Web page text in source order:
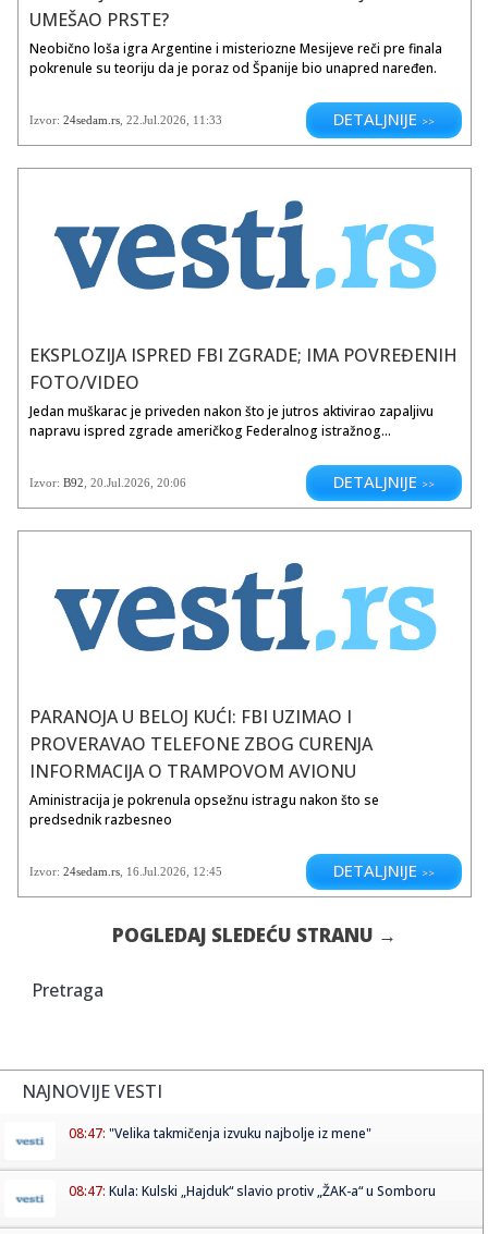
UMEŠAO PRSTE?
Neobično loša igra Argentine i misteriozne Mesijeve reči pre finala
pokrenule su teoriju da je poraz od Španije bio unapred naređen.
Izvor: 24sedam.rs 22.Jul.2026 , 11:33 DETALJNIJE >>
EKSPLOZIJA ISPRED FBI ZGRADE; IMA POVREĐENIH
FOTO/VIDEO
Jedan muškarac je priveden nakon što je jutros aktivirao zapaljivu
napravu ispred zgrade američkog Federalnog istražnog...
Izvor: B92 20.Jul.2026 , 20:06 DETALJNIJE >>
PARANOJA U BELOJ KUĆI: FBI UZIMAO I
PROVERAVAO TELEFONE ZBOG CURENJA
INFORMACIJA O TRAMPOVOM AVIONU
Aministracija je pokrenula opsežnu istragu nakon što se
predsednik razbesneo
Izvor: 24sedam.rs 16.Jul.2026 , 12:45 DETALJNIJE >>
POGLEDAJ SLEDEĆU STRANU →
Pretraga
NAJNOVIJE VESTI
08:47: "Velika takmičenja izvuku najbolje iz mene"
08:47: Kula: Kulski „Hajduk“ slavio protiv „ŽAK-a“ u Somboru